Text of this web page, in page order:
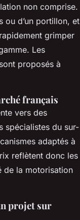
non comprise.
ou d’un portillon, et
grimper
Les
proposés à
français
vers des
spécialistes du sur-
adaptés à
reflètent donc les
de la motorisation
projet sur